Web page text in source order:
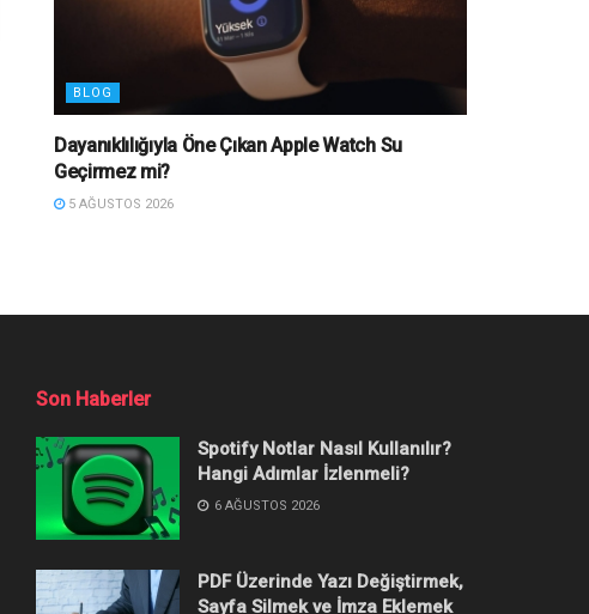
BLOG
Dayanıklılığıyla Öne Çıkan Apple Watch Su
Geçirmez mi?
5 AĞUSTOS 2026
Son Haberler
Spotify Notlar Nasıl Kullanılır?
Hangi Adımlar İzlenmeli?
6 AĞUSTOS 2026
PDF Üzerinde Yazı Değiştirmek,
Sayfa Silmek ve İmza Eklemek